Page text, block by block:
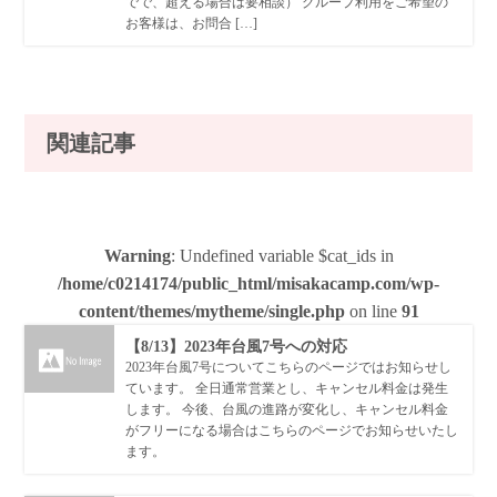
お客様は、お問合 […]
関連記事
Warning: Undefined variable $cat_ids in
/home/c0214174/public_html/misakacamp.com/wp-
content/themes/mytheme/single.phpon line 91
【8/13】2023年台風7号への対応
2023年台風7号についてこちらのページではお知らせし
ています。 全日通常営業とし、キャンセル料金は発生
します。 今後、台風の進路が変化し、キャンセル料金
がフリーになる場合はこちらのページでお知らせいたし
ます。